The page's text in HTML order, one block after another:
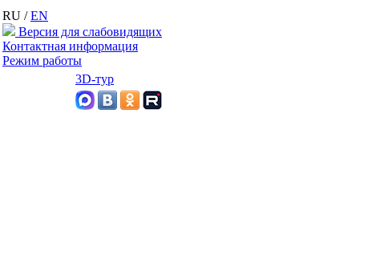
RU /EN
Версия для слабовидящих
Контактная информация
Режим работы
3D-тур